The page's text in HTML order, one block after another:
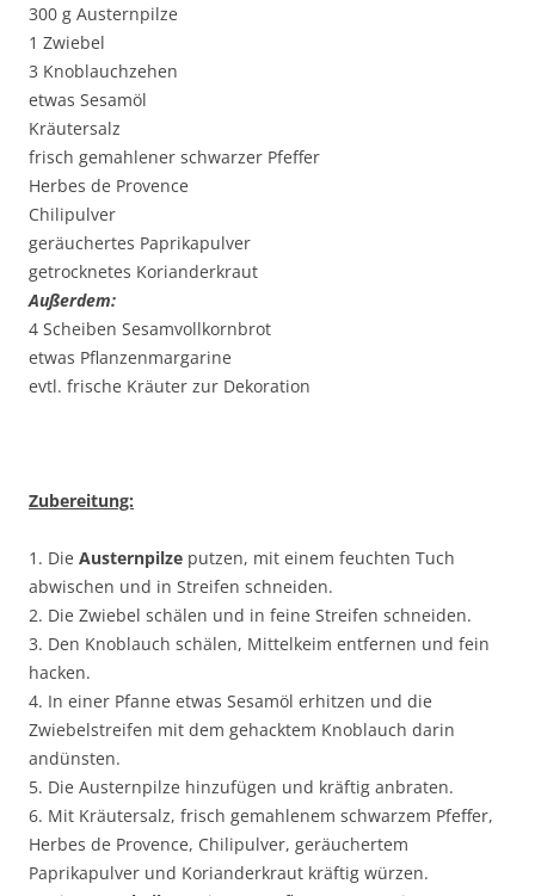
300 g Austernpilze
1 Zwiebel
3 Knoblauchzehen
etwas Sesamöl
Kräutersalz
frisch gemahlener schwarzer Pfeffer
Herbes de Provence
Chilipulver
geräuchertes Paprikapulver
getrocknetes Korianderkraut
Außerdem:
4 Scheiben Sesamvollkornbrot
etwas Pflanzenmargarine
evtl. frische Kräuter zur Dekoration
Zubereitung:
1. Die Austernpilze putzen, mit einem feuchten Tuch
abwischen und in Streifen schneiden.
2. Die Zwiebel schälen und in feine Streifen schneiden.
3. Den Knoblauch schälen, Mittelkeim entfernen und fein
hacken.
4. In einer Pfanne etwas Sesamöl erhitzen und die
Zwiebelstreifen mit dem gehacktem Knoblauch darin
andünsten.
5. Die Austernpilze hinzufügen und kräftig anbraten.
6. Mit Kräutersalz, frisch gemahlenem schwarzem Pfeffer,
Herbes de Provence, Chilipulver, geräuchertem
Paprikapulver und Korianderkraut kräftig würzen.